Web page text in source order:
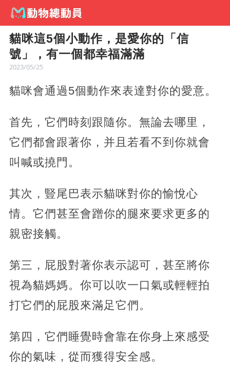
貓咪這5個小動作，是愛你的「信
號」，有一個都幸福滿滿
2023/05/25
貓咪會通過5個動作來表達對你的愛意。
首先，它們時刻跟隨你。無論去哪里，
它們都會跟著你，并且若看不到你就會
叫喊或撓門。
其次，豎尾巴表示貓咪對你的愉悅心
情。它們甚至會蹭你的腿來要求更多的
親密接觸。
第三，屁股對著你表示認可，甚至將你
視為貓媽媽。你可以吹一口氣或輕輕拍
打它們的屁股來滿足它們。
第四，它們睡覺時會靠在你身上來感受
你的氣味，從而獲得安全感。